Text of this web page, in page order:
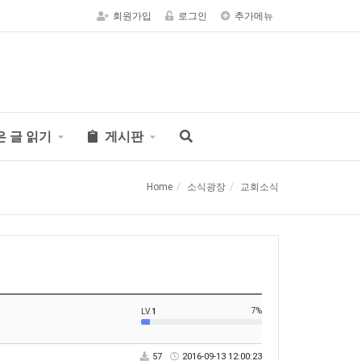
회원가입 로그인 추가메뉴
글 읽기 게시판
Home 소식광장 교회소식
LV.1 7%
57 2016-09-13 12:00:23